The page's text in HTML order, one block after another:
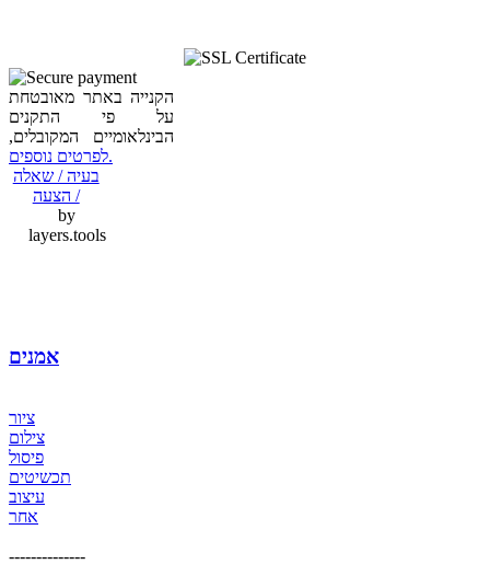
הקנייה באתר מאובטחת
על פי התקנים
הבינלאומיים המקובלים,
לפרטים נוספים.
בעיה / שאלה
/ הצעה
by
layers.tools
אמנים
ציור
צילום
פיסול
תכשיטים
עיצוב
אחר
--------------